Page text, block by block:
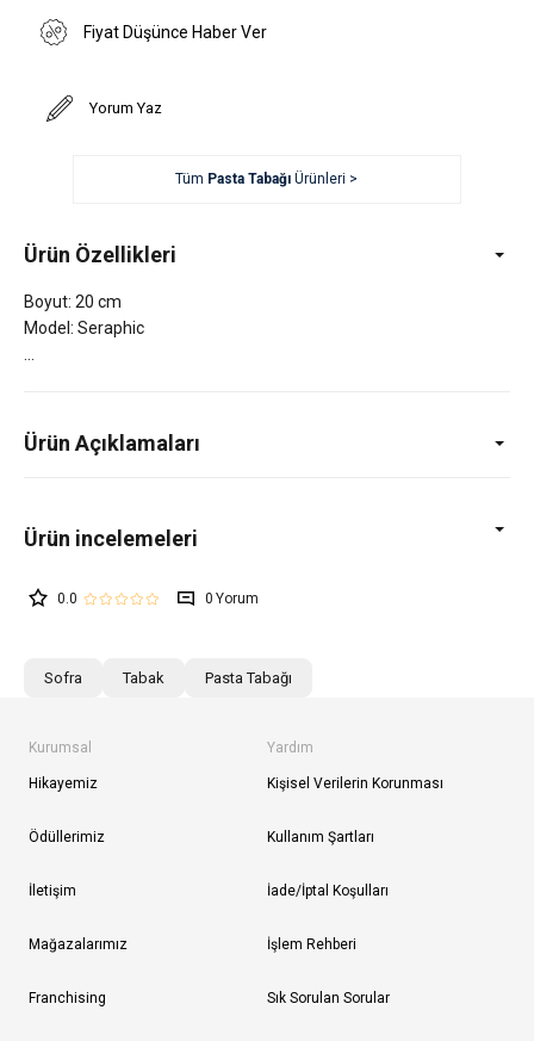
Fiyat Düşünce Haber Ver
Yorum Yaz
Tüm Pasta Tabağı Ürünleri >
Ürün Özellikleri
Boyut: 20 cm
Model: Seraphic
Ürün Açıklamaları
0.0 0
Sofra Tabak Pasta Tabağı
Kurumsal
Hikayemiz
Ödüllerimiz
İletişim
Mağazalarımız
Franchising
Yardım
Kişisel Verilerin Korunması
Kullanım Şartları
İade/İptal Koşulları
İşlem Rehberi
Sık Sorulan Sorular